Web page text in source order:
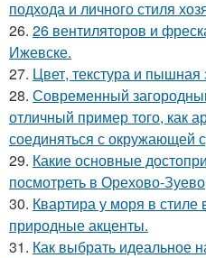
подхода и личного стиля
26. 26 вентиляторов и
Ижевске.
27. Цвет, текстура и пышная
28. Современный
отличный пример того, как
соединяться с окружающей
29. Какие основные
посмотреть в Орехово-Зуево
30. Квартира у моря в стиле
природные акценты.
31. Как выбрать идеальное